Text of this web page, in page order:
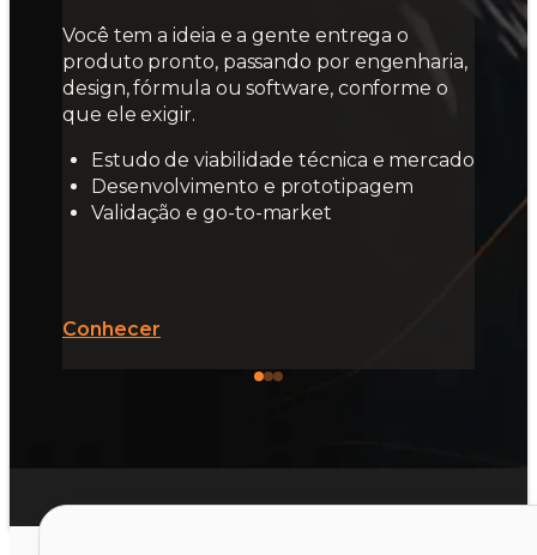
Você tem a ideia e a gente entrega o
produto pronto, passando por engenharia,
design, fórmula ou software, conforme o
que ele exigir.
Estudo de viabilidade técnica e mercado
Desenvolvimento e prototipagem
Validação e go-to-market
Conhecer